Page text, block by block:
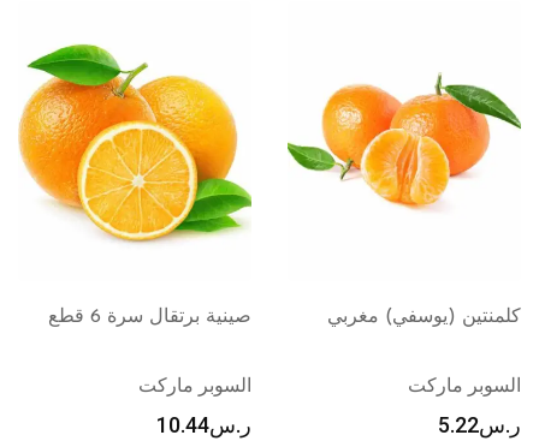
كلمنتين (يوسفي) مغربي
السوبر ماركت
ر.س5.22
صينية برتقال سرة 6 قطع
السوبر ماركت
ر.س10.44